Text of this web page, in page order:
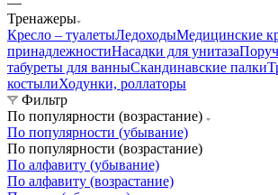
Тренажеры
Кресло – туалетыЛедоходыМедицинские
принадлежностиНасадки для унитаза
табуреты для ванныСкандинавские палки
костылиХодунки, роллаторы
Фильтр
По популярности (возрастание)
По популярности (убывание)
По популярности (возрастание)
По алфавиту (убывание)
По алфавиту (возрастание)